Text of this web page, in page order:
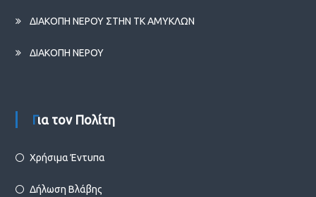
ΔΙΑΚΟΠΗ ΝΕΡΟΥ ΣΤΗΝ ΤΚ ΑΜΥΚΛΩΝ
ΔΙΑΚΟΠΗ ΝΕΡΟΥ
Για τον Πολίτη
Χρήσιμα Έντυπα
Δήλωση Βλάβης